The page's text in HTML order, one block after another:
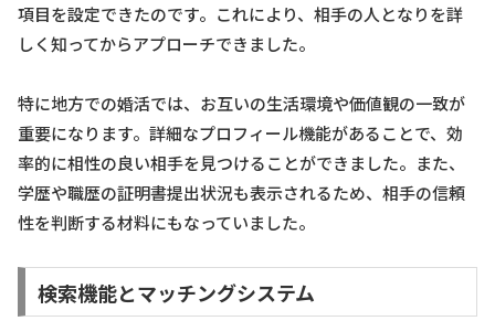
項目を設定できたのです。これにより、相手の人となりを詳
しく知ってからアプローチできました。
特に地方での婚活では、お互いの生活環境や価値観の一致が
重要になります。詳細なプロフィール機能があることで、効
率的に相性の良い相手を見つけることができました。また、
学歴や職歴の証明書提出状況も表示されるため、相手の信頼
性を判断する材料にもなっていました。
検索機能とマッチングシステム